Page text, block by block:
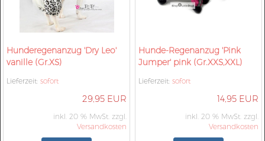
Hunderegenanzug 'Dry Leo'
vanille (Gr.XS)
Lieferzeit: sofort
29,95 EUR
inkl. 20 % MwSt. zzgl.
Versandkosten
Hunde-Regenanzug 'Pink
Jumper' pink (Gr.XXS,XXL)
Lieferzeit: sofort
14,95 EUR
inkl. 20 % MwSt. zzgl.
Versandkosten